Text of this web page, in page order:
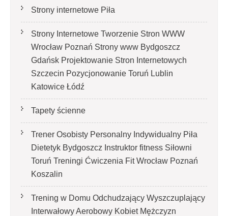
Strony internetowe Piła
Strony Internetowe Tworzenie Stron WWW
Wrocław Poznań Strony www Bydgoszcz
Gdańsk Projektowanie Stron Internetowych
Szczecin Pozycjonowanie Toruń Lublin
Katowice Łódź
Tapety ścienne
Trener Osobisty Personalny Indywidualny Piła
Dietetyk Bydgoszcz Instruktor fitness Siłowni
Toruń Treningi Ćwiczenia Fit Wrocław Poznań
Koszalin
Trening w Domu Odchudzający Wyszczuplający
Interwałowy Aerobowy Kobiet Mężczyzn